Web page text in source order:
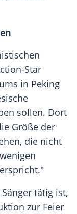
Star
in Peking
sollen. Dort
Größe der
die nicht
tätig ist,
zur Feier